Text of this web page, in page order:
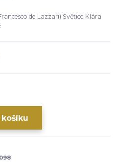
de Lazzari) Světice Klára